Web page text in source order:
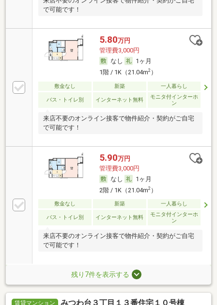
で可能です！
5.80万円
管理費3,000円
なし
1ヶ月
1階 / 1K（21.04m2）
敷金なし 新築 一人暮らし
バス・トイレ別 インターネット無料
モニタ付インターホ
ン
来店不要のオンライン接客で物件紹介・契約がご自宅
で可能です！
5.90万円
管理費3,000円
なし
1ヶ月
2階 / 1K（21.04m2）
敷金なし 新築 一人暮らし
バス・トイレ別 インターネット無料
モニタ付インターホ
ン
来店不要のオンライン接客で物件紹介・契約がご自宅
で可能です！
残り7件を表示する
賃貸マンション みつわ台３丁目１３番住宅１０号棟